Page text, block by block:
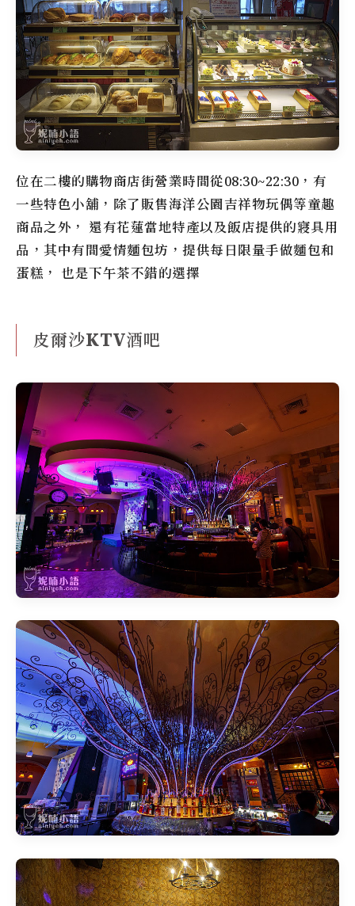
位在二樓的購物商店街營業時間從08:30~22:30，有
一些特色小舖，除了販售海洋公園吉祥物玩偶等童趣
商品之外， 還有花蓮當地特產以及飯店提供的寢具用
品，其中有間愛情麵包坊，提供每日限量手做麵包和
蛋糕， 也是下午茶不錯的選擇
皮爾沙KTV酒吧